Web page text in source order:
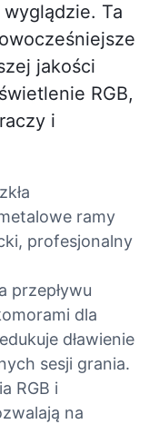
Ta
jakości
RGB,
i
ramy
profesjonalny
przepływu
dla
dławienie
sesji grania.
RGB i
na